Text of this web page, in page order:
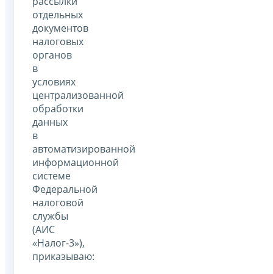
отдельных
документов
налоговых
органов
в
условиях
централизованной
обработки
данных
в
автоматизированной
информационной
системе
Федеральной
налоговой
службы
(АИС
«Налог-3»),
приказываю: